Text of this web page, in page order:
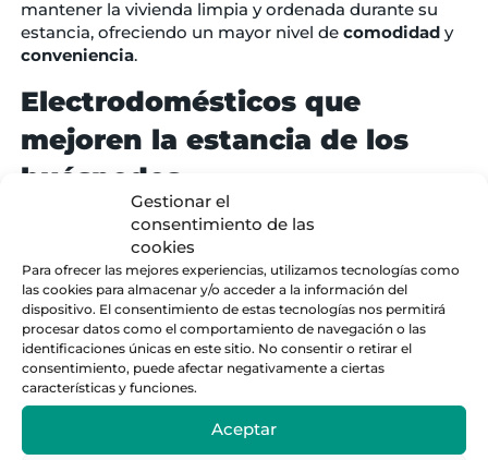
Gestionar el
consentimiento de las
cookies
Para ofrecer las mejores experiencias, utilizamos tecnologías como
las cookies para almacenar y/o acceder a la información del
dispositivo. El consentimiento de estas tecnologías nos permitirá
procesar datos como el comportamiento de navegación o las
identificaciones únicas en este sitio. No consentir o retirar el
consentimiento, puede afectar negativamente a ciertas
características y funciones.
Aceptar
mantener la vivienda limpia y ordenada durante su
estancia, ofreciendo un mayor nivel de comodidady
conveniencia.
Electrodomésticos que
mejoren la estancia de los
huéspedes
En Minty Stay, nos esforzamos por ofrecer a nuestros
huéspedes una experiencia de alojamiento
excepcional. Por eso, equipamos nuestros
apartamentos con una variedad de
electrodomésticos diseñados para mejorar su
estancia y hacerla lo más cómoda posible, como
lavavajillas o lavadora-secadora.
Esto significa que no tendrán que preocuparse por
buscar una lavandería cercana o lavar los platos a
mano después de una comida.